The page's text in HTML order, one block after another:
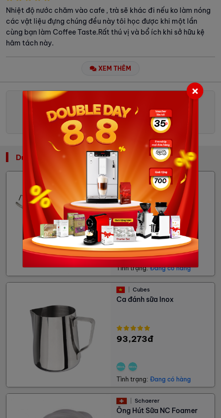
Nhiệt độ nước chăm vào cafe , trà sẽ khác đi nếu ko làm nóng
các vật liệu đựng chúng đều này tôi học được khi một lần
cùng bạn làm Coffee Taste.Rất thú vị và bổ ích khi sở hữu kệ
hâm tách này.
XEM THÊM
GỬI ĐÁNH GIÁ
Dụng Cụ Barista Khác
Cubes
Cây vẽ latte art Nuvo
75,600đ
Tình trạng: Đang có hàng
Cubes
Ca đánh sữa Inox
93,273đ
Tình trạng: Đang có hàng
Schaerer
Ống Hút Sữa NC Foamer